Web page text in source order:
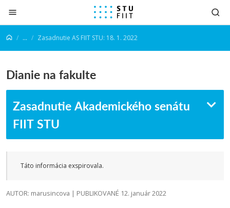
Prejsť na obsah
... Zasadnutie AS FIIT STU: 18. 1. 2022
Dianie na fakulte
Zasadnutie Akademického senátu
FIIT STU
Táto informácia exspirovala.
AUTOR: marusincova | PUBLIKOVANÉ 12. január 2022